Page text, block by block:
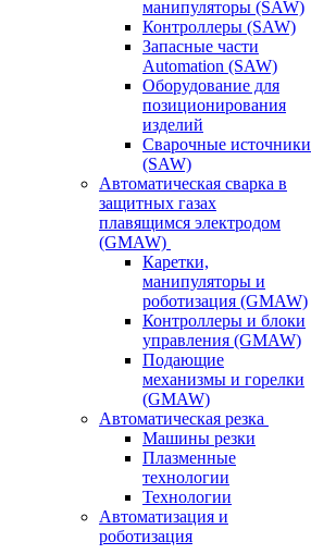
манипуляторы (SAW)
Контроллеры (SAW)
Запасные части
Automation (SAW)
Оборудование для
позиционирования
изделий
Сварочные источники
(SAW)
Автоматическая сварка в
защитных газах
плавящимся электродом
(GMAW)
Каретки,
манипуляторы и
роботизация (GMAW)
Контроллеры и блоки
управления (GMAW)
Подающие
механизмы и горелки
(GMAW)
Автоматическая резка
Машины резки
Плазменные
технологии
Технологии
Автоматизация и
роботизация